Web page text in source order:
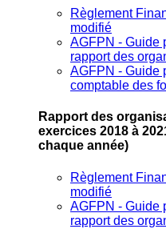
Règlement
modifié
AGFPN ‐ Guide
rapport des
AGFPN ‐ Guide
comptable des
Rapport des
exercices 2018 à
chaque année)
Règlement
modifié
AGFPN ‐ Guide
rapport des